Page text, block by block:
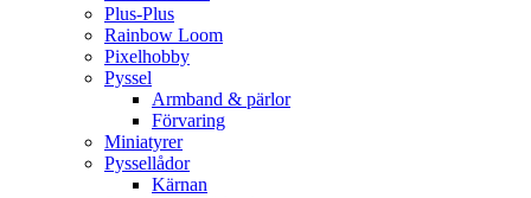
Plus-Plus
Rainbow Loom
Pixelhobby
Pyssel
Armband & pärlor
Förvaring
Miniatyrer
Pyssellådor
Kärnan